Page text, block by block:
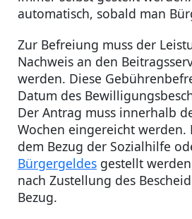
automatisch, sobald man
Zur Befreiung muss der
Nachweis an den
werden. Diese
Datum des
Der Antrag muss innerhalb
Wochen eingereicht werden.
dem Bezug der Sozialhilfe
Bürgergeldes gestellt
nach Zustellung des
Bezug.